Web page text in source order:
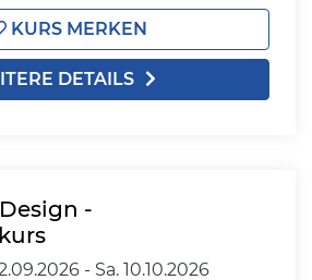
KURS MERKEN
DETAILS
-
- Sa. 10.10.2026